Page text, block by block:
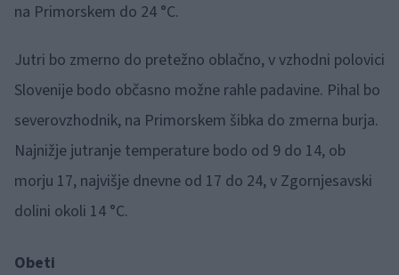
na Primorskem do 24 °C.
Jutri bo zmerno do pretežno oblačno, v vzhodni polovici
Slovenije bodo občasno možne rahle padavine. Pihal bo
severovzhodnik, na Primorskem šibka do zmerna burja.
Najnižje jutranje temperature bodo od 9 do 14, ob
morju 17, najvišje dnevne od 17 do 24, v Zgornjesavski
dolini okoli 14 °C.
Obeti